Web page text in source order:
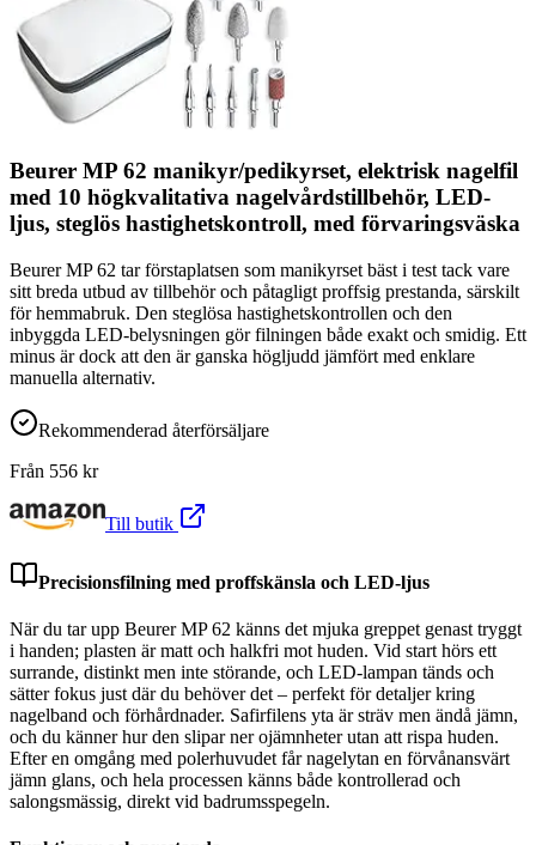
Beurer MP 62 manikyr/pedikyrset, elektrisk nagelfil
med 10 högkvalitativa nagelvårdstillbehör, LED-
ljus, steglös hastighetskontroll, med förvaringsväska
Beurer MP 62 tar förstaplatsen som manikyrset bäst i test tack vare
sitt breda utbud av tillbehör och påtagligt proffsig prestanda, särskilt
för hemmabruk. Den steglösa hastighetskontrollen och den
inbyggda LED-belysningen gör filningen både exakt och smidig. Ett
minus är dock att den är ganska högljudd jämfört med enklare
manuella alternativ.
Rekommenderad återförsäljare
Från 556 kr
Till butik
Precisionsfilning med proffskänsla och LED-ljus
När du tar upp Beurer MP 62 känns det mjuka greppet genast tryggt
i handen; plasten är matt och halkfri mot huden. Vid start hörs ett
surrande, distinkt men inte störande, och LED-lampan tänds och
sätter fokus just där du behöver det – perfekt för detaljer kring
nagelband och förhårdnader. Safirfilens yta är sträv men ändå jämn,
och du känner hur den slipar ner ojämnheter utan att rispa huden.
Efter en omgång med polerhuvudet får nagelytan en förvånansvärt
jämn glans, och hela processen känns både kontrollerad och
salongsmässig, direkt vid badrumsspegeln.